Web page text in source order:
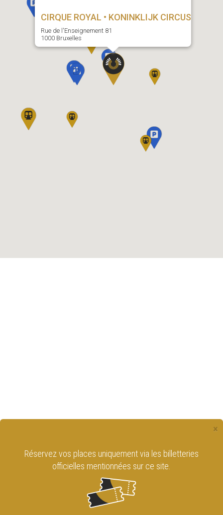
CIRQUE ROYAL • KONINKLIJK CIRCUS
Rue de l'Enseignement 81
1000 Bruxelles
×
Réservez vos places uniquement via les billetteries
officielles mentionnées sur ce site.